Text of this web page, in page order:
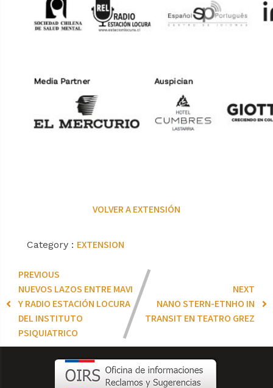
VOLVER A EXTENSIÓN
Category : EXTENSION
PREVIOUS
NUEVOS LAZOS ENTRE MAVI
Y RADIO ESTACIÓN LOCURA
DEL INSTITUTO
PSIQUIATRICO
NEXT
NANO STERN-ETNHO IN
TRANSIT EN TEATRO GREZ